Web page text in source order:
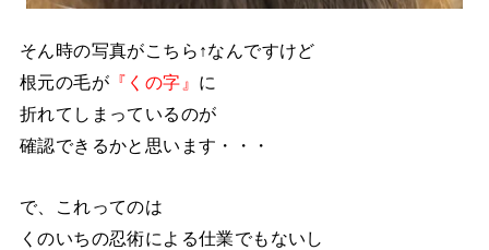
そん時の写真がこちら↑なんですけど
根元の毛が『くの字』 に
折れてしまっているのが
確認できるかと思います・・・
で、これってのは
くのいちの忍術による仕業でもないし